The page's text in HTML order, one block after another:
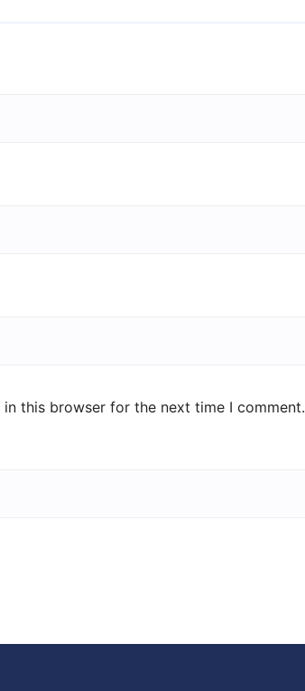
in this browser for the next time I comment.